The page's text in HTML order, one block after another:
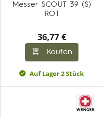
Messer SCOUT 39 (S)
ROT
36,77 €
Kaufen
Auf Lager 2 Stück